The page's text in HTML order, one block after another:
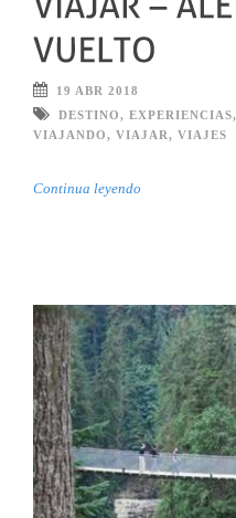
19 ABR 2018
DESTINO, EXPERIENCIAS,
VIAJANDO, VIAJAR, VIAJES
Continua leyendo